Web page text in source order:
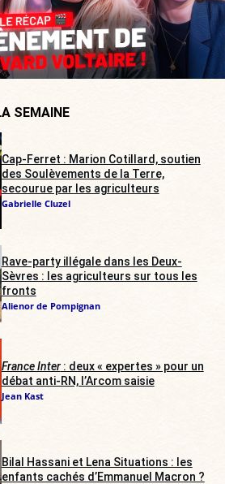
SEMAINE
Cap-Ferret : Marion Cotillard, soutien
des Soulèvements de la Terre,
secourue par les agriculteurs
Gabrielle Cluzel
Rave-party illégale dans les Deux-
Sèvres : les agriculteurs sur tous les
fronts
Alienor de Pompignan
France Inter: deux « expertes » pour un
débat anti-RN, l’Arcom saisie
Jean Kast
Bilal Hassani et Lena Situations : les
enfants cachés d’Emmanuel Macron ?